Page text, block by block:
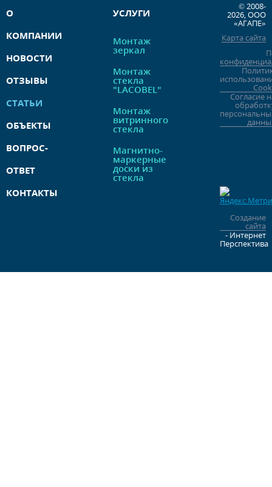
О
КОМПАНИИ
НОВОСТИ
ОТЗЫВЫ
СТАТЬИ
ОБЪЕКТЫ
ВОПРОС-
ОТВЕТ
КОНТАКТЫ
УСЛУГИ
Монтаж
зеркал
Монтаж
стекла
"LACOBEL"
Монтаж
витринного
стекла
Магнитно-
маркерные
доски из
стекла
© 2008-
2026, ООО
«АГАПЕ»
Карта сайта
Согласие
Создание
сайта
- Интернет
Перспектива